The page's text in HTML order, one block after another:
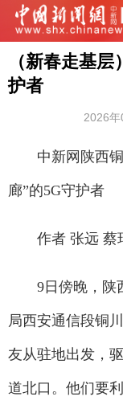
（新春走基
护者
2026
中新网陕西铜
廊”的5G守护者
作者 张远 蔡
9日傍晚，陕西
局西安通信段铜
友从驻地出发，
道北口。他们要